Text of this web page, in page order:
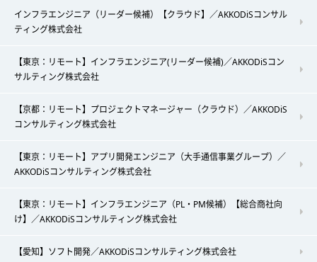
インフラエンジニア（リーダー候補）【クラウド】／AKKODiSコンサル
ティング株式会社
【東京：リモート】インフラエンジニア(リーダー候補)／AKKODiSコン
サルティング株式会社
【京都：リモート】プロジェクトマネージャー（クラウド）／AKKODiS
コンサルティング株式会社
【東京：リモート】アプリ開発エンジニア（大手通信事業グループ）／
AKKODiSコンサルティング株式会社
【東京：リモート】インフラエンジニア（PL・PM候補）【総合商社向
け】／AKKODiSコンサルティング株式会社
【愛知】ソフト開発／AKKODiSコンサルティング株式会社